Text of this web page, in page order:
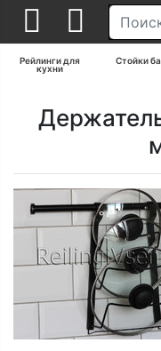
Рейлинги для
кухни
Стойки